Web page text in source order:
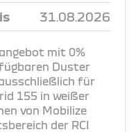
31.08.2026
mit 0%
Duster
für
155 in weißer
von Mobilize
der RCI